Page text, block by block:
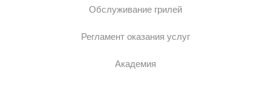
Обслуживание грилей
Регламент оказания услуг
Академия